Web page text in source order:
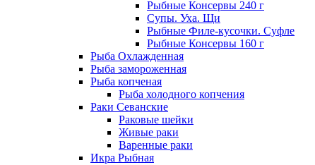
Рыбные Консервы 240 г
Супы. Уха. Щи
Рыбные Филе-кусочки. Суфле
Рыбные Консервы 160 г
Рыба Охлажденная
Рыба замороженная
Рыба копченая
Рыба холодного копчения
Раки Севанские
Раковые шейки
Живые раки
Варенные раки
Икра Рыбная